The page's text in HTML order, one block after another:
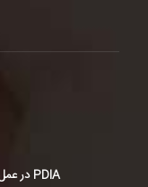
PDIA در عمل: شناسه‌گذاری بودجه و طبقه‌بندی آن